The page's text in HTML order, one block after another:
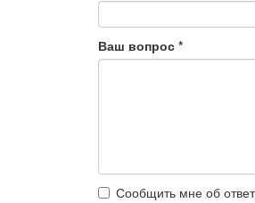
Ваш вопрос *
Сообщить мне об